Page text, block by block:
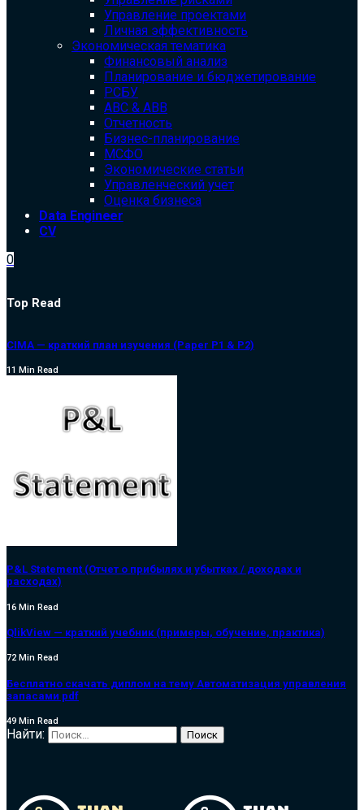
Управление проектами
Личная эффективность
Экономическая тематика
Финансовый анализ
Планирование и бюджетирование
РСБУ
ABC & ABB
Отчетность
Бизнес-планирование
МСФО
Экономические статьи
Управленческий учет
Оценка бизнеса
Data Engineer
CV
0
Top Read
CIMA — краткий план изучения (Paper P1 & P2)
11 Min Read
P&L Statement (Отчет о прибылях и убытках / доходах и
расходах)
16 Min Read
QlikView — краткий учебник (примеры, обучение, практика)
72 Min Read
Бесплатно скачать диплом на тему Автоматизация управления
запасами pdf
49 Min Read
Найти: